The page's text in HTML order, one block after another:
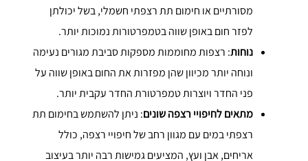
מסורתיים או חימום תת רצפתי חשמלי, בשל יכולתן
לפזר חום באופן שווה בטמפרטורות נמוכות יותר.
נוחות: רצפות מחוממות מספקות סביבת מגורים נעימה
ונוחה יותר מכיוון שהן מפזרות את החום באופן שווה על
פני החדר ויוצרות טמפרטורת החדר עקבית יותר.
מתאים לחיפויי רצפה שונים: ניתן להשתמש בחימום תת
רצפתי במים עם מגוון רחב של חיפויי רצפה, כולל
אריחים, אבן ועץ, המציעים גמישות רבה יותר בעיצוב